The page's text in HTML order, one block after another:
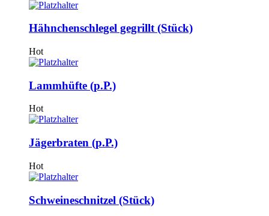
Hähnchenschlegel gegrillt (Stück)
Hot
Lammhüfte (p.P.)
Hot
Jägerbraten (p.P.)
Hot
Schweineschnitzel (Stück)